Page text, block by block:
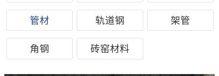
管材 轨道钢 架管
角钢 砖窑材料